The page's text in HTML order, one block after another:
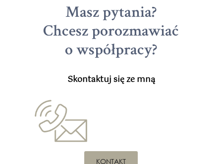
Masz pytania?
Chcesz porozmawiać
o współpracy?
Skontaktuj się ze mną
KONTAKT